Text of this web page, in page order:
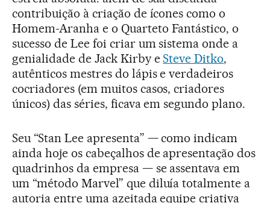
contribuição à criação de ícones como o
Homem-Aranha e o Quarteto Fantástico, o
sucesso de Lee foi criar um sistema onde a
genialidade de Jack Kirby eSteve Ditko,
autênticos mestres do lápis e verdadeiros
cocriadores (em muitos casos, criadores
únicos) das séries, ficava em segundo plano.
Seu “Stan Lee apresenta” — como indicam
ainda hoje os cabeçalhos de apresentação dos
quadrinhos da empresa — se assentava em
um “método Marvel” que diluía totalmente a
autoria entre uma azeitada equipe criativa